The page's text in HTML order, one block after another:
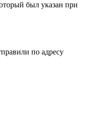
был указан при
по адресу